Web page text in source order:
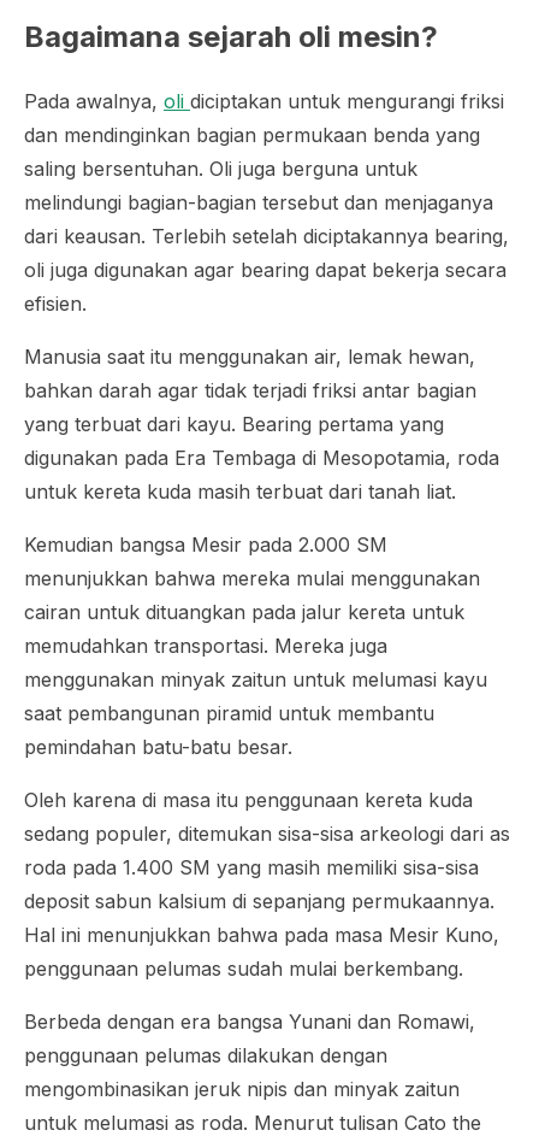
Bagaimana sejarah oli mesin?
Pada awalnya, oli diciptakan untuk mengurangi friksi
dan mendinginkan bagian permukaan benda yang
saling bersentuhan. Oli juga berguna untuk
melindungi bagian-bagian tersebut dan menjaganya
dari keausan. Terlebih setelah diciptakannya bearing,
oli juga digunakan agar bearing dapat bekerja secara
efisien.
Manusia saat itu menggunakan air, lemak hewan,
bahkan darah agar tidak terjadi friksi antar bagian
yang terbuat dari kayu. Bearing pertama yang
digunakan pada Era Tembaga di Mesopotamia, roda
untuk kereta kuda masih terbuat dari tanah liat.
Kemudian bangsa Mesir pada 2.000 SM
menunjukkan bahwa mereka mulai menggunakan
cairan untuk dituangkan pada jalur kereta untuk
memudahkan transportasi. Mereka juga
menggunakan minyak zaitun untuk melumasi kayu
saat pembangunan piramid untuk membantu
pemindahan batu-batu besar.
Oleh karena di masa itu penggunaan kereta kuda
sedang populer, ditemukan sisa-sisa arkeologi dari as
roda pada 1.400 SM yang masih memiliki sisa-sisa
deposit sabun kalsium di sepanjang permukaannya.
Hal ini menunjukkan bahwa pada masa Mesir Kuno,
penggunaan pelumas sudah mulai berkembang.
Berbeda dengan era bangsa Yunani dan Romawi,
penggunaan pelumas dilakukan dengan
mengombinasikan jeruk nipis dan minyak zaitun
untuk melumasi as roda. Menurut tulisan Cato the